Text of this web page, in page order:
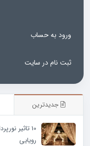
ورود به حساب
ثبت نام در سایت
جدیدترین
10 تاثیر
رویایی